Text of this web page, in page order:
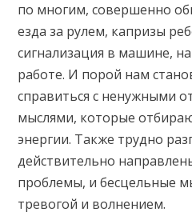
по многим, совершенно
езда за рулем, капризы
сигнализация в машине,
работе. И порой нам
справиться с ненужными
мыслями, которые
энергии. Также трудно
действительно
проблемы, и бесцельные
тревогой и волнением.